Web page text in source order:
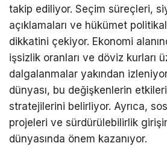
takip ediliyor. Seçim süreçleri,
açıklamaları ve hükümet
dikkatini çekiyor. Ekonomi
işsizlik oranları ve döviz kurları
dalgalanmalar yakından
dünyası, bu değişkenlerin
stratejilerini belirliyor. Ayrıca,
projeleri ve sürdürülebilirlik
dünyasında önem kazanıyor.